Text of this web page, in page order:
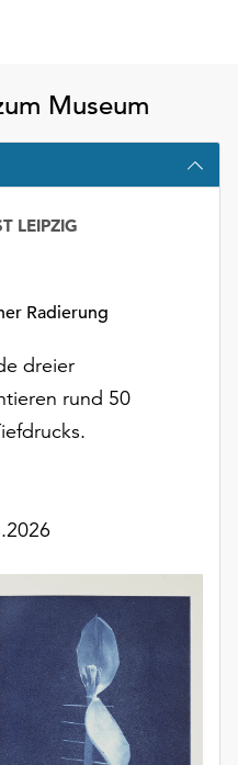
Museum
Radierung
LEIPZIG
dreier
rund 50